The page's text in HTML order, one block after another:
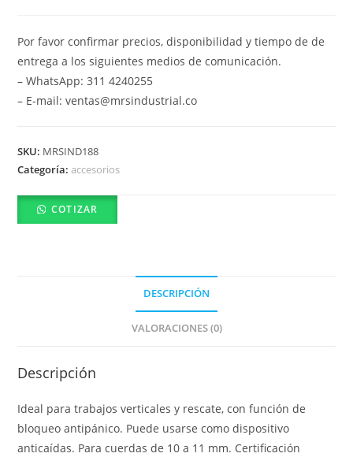
Por favor confirmar precios, disponibilidad y tiempo de de
entrega a los siguientes medios de comunicación.
– WhatsApp: 311 4240255
– E-mail: ventas@mrsindustrial.co
SKU: MRSIND188
Categoría:accesorios
COTIZAR
DESCRIPCIÓN
VALORACIONES (0)
Descripción
Ideal para trabajos verticales y rescate, con función de
bloqueo antipánico. Puede usarse como dispositivo
anticaídas. Para cuerdas de 10 a 11 mm. Certificación